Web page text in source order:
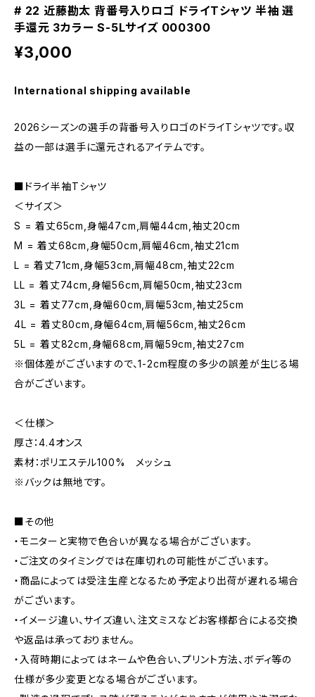
# 22 近藤勘太 背番号入りロゴ ドライTシャツ 半袖 選
手還元 3カラー S-5Lサイズ 000300
¥3,000
International shipping available
2026シーズンの選手の背番号入りロゴのドライTシャツです。収
益の一部は選手に還元されるアイテムです。
■ドライ半袖Tシャツ
＜サイズ＞
S = 着丈65cm,身幅47cm,肩幅44cm,袖丈20cm
M = 着丈68cm,身幅50cm,肩幅46cm,袖丈21cm
L = 着丈71cm,身幅53cm,肩幅48cm,袖丈22cm
LL = 着丈74cm,身幅56cm,肩幅50cm,袖丈23cm
3L = 着丈77cm,身幅60cm,肩幅53cm,袖丈25cm
4L = 着丈80cm,身幅64cm,肩幅56cm,袖丈26cm
5L = 着丈82cm,身幅68cm,肩幅59cm,袖丈27cm
※個体差がございますので、1-2cm程度の多少の誤差が生じる場
合がございます。
＜仕様＞
厚さ：4.4オンス
素材：ポリエステル100% メッシュ
※バックは無地です。
■その他
・モニターと実物で色合いが異なる場合がございます。
・ご注文のタイミングでは在庫切れの可能性がございます。
・商品によっては受注生産となるため予定より出荷が遅れる場合
がございます。
・イメージ違い、サイズ違い、注文ミスなどお客様都合による交換
や返品は承っておりません。
・入荷時期によってはネームや色合い、プリント方法、ボディ等の
仕様が多少変更となる場合がございます。